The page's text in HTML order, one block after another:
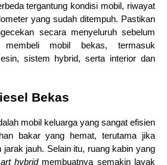
tergantung kondisi mobil, riwayat
yang sudah ditempuh. Pastikan
secara menyeluruh sebelum
membeli mobil bekas, termasuk
sistem hybrid, serta interior dan
Bekas
mobil keluarga yang sangat efisien
bakar yang hemat, terutama jika
jarak jauh. Selain itu, ruang kabin yang
hybrid membuatnya semakin layak